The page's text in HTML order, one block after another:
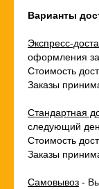
Варианты
Экспресс-
оформления
Стоимость
Заказы
Стандартная
следующий
Стоимость
Заказы
Самовывоз -